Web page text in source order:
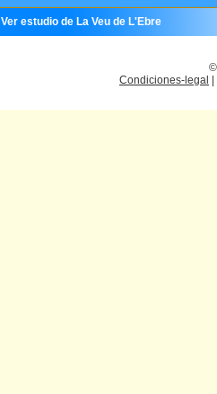
Ver estudio de La Veu de L'Ebre
©
Condiciones-legal